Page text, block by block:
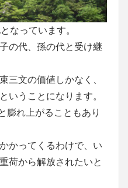
なっています。
の代、孫の代と受け継
三文の価値しかなく、
いうことになります。
膨れ上がることもあり
かってくるわけで、い
荷から解放されたいと